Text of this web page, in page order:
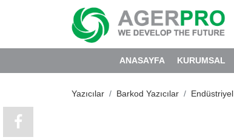
ANASAYFA KURUMSAL
Yazıcılar Barkod Yazıcılar Endüstriyel